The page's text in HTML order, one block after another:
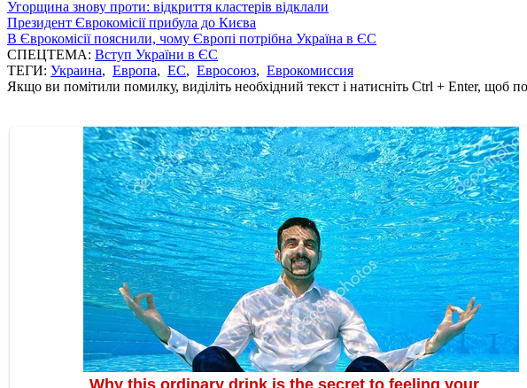
Угорщина знову проти: відкриття кластерів відклали
Президент Єврокомісії прибула до Києва
В Єврокомісії пояснили, чому Європі потрібна Україна в ЄС
СПЕЦТЕМА: Вступ України в ЄС
ТЕГИ: Украина, Европа, ЕС, Евросоюз, Еврокомиссия
Якщо ви помітили помилку, виділіть необхідний текст і натисніть Ctrl + Enter, щоб